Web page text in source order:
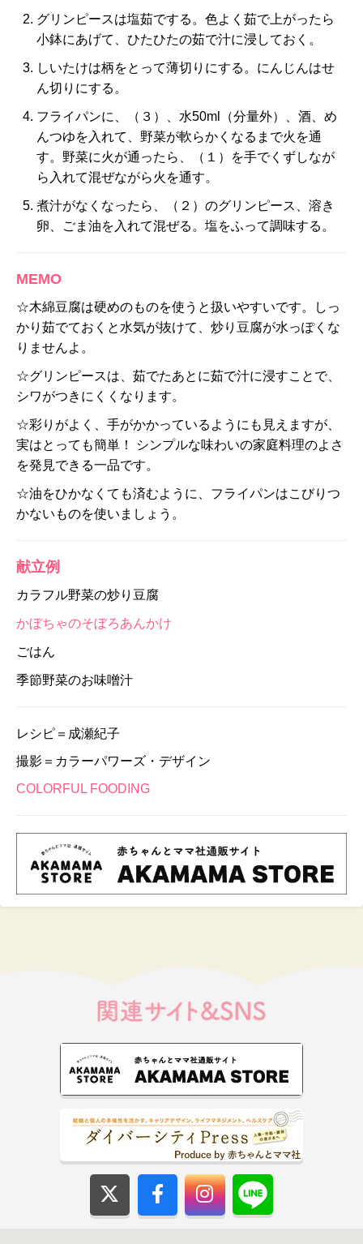
グリンピースは塩茹でする。色よく茹で上がったら
小鉢にあげて、ひたひたの茹で汁に浸しておく。
しいたけは柄をとって薄切りにする。にんじんはせ
ん切りにする。
フライパンに、（３）、水50ml（分量外）、酒、め
んつゆを入れて、野菜が軟らかくなるまで火を通
す。野菜に火が通ったら、（１）を手でくずしなが
ら入れて混ぜながら火を通す。
煮汁がなくなったら、（２）のグリンピース、溶き
卵、ごま油を入れて混ぜる。塩をふって調味する。
MEMO
☆木綿豆腐は硬めのものを使うと扱いやすいです。しっ
かり茹でておくと水気が抜けて、炒り豆腐が水っぽくな
りませんよ。
☆グリンピースは、茹でたあとに茹で汁に浸すことで、
シワがつきにくくなります。
☆彩りがよく、手がかかっているようにも見えますが、
実はとっても簡単！ シンプルな味わいの家庭料理のよさ
を発見できる一品です。
☆油をひかなくても済むように、フライパンはこびりつ
かないものを使いましょう。
献立例
カラフル野菜の炒り豆腐
かぼちゃのそぼろあんかけ
ごはん
季節野菜のお味噌汁
レシピ＝成瀬紀子
撮影＝カラーパワーズ・デザイン
COLORFUL FOODING